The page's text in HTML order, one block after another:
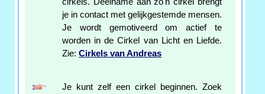
cirkels. Deelname aan zo'n cirkel brengt
je in contact met gelijkgestemde mensen.
Je wordt gemotiveerd om actief te
worden in de Cirkel van Licht en Liefde.
Zie: Cirkels van Andreas
Je kunt zelf een cirkel beginnen. Zoek